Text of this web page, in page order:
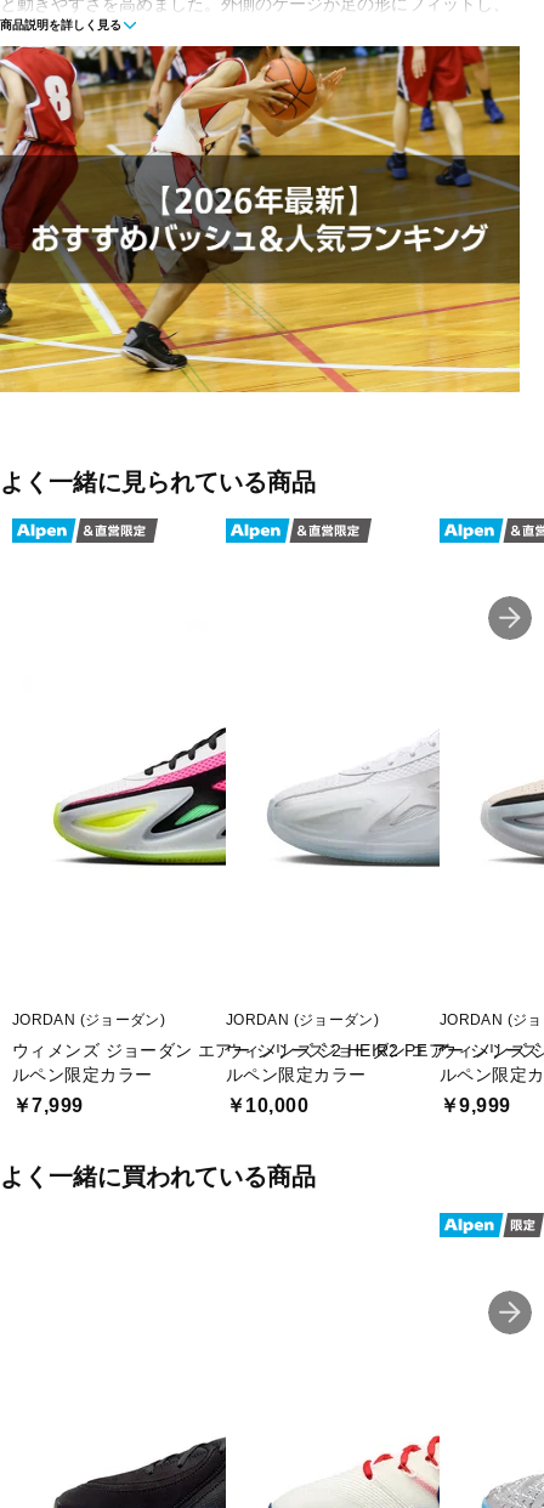
しっかりとサポートします。シューズに求められるもの、つまりす
べてを備えたシューズです。
◇内蔵のケージシステムが足の形にフィット。
◇ラバーアウトソール
◇Air Zoomクッショニングで、地面からすばやく離れる感覚を実
現。
◇かかとに取り外し可能なヘアバンド。
■カラー(メーカー表記):
ブラック×ホワイト(001:BLACK/WHITE-UNIVERSITY RED)
※ブランドやシリーズによっては甲高や幅等小さめに作られている
商品説明を詳しく見る
よく一緒に見られている商品
JORDAN (ジョーダン)
ウィメンズ ジョーダン エアー シリーズ 2 HEIR2 PF ア
ルペン限定カラー
￥7,999
JORDAN (ジョーダン)
ウィメンズ ジョーダン エアー シリー
ルペン限定カラー
￥10,000
JORDAN (ジ
ウィメンズ
ルペン限定
￥9,999
よく一緒に買われている商品